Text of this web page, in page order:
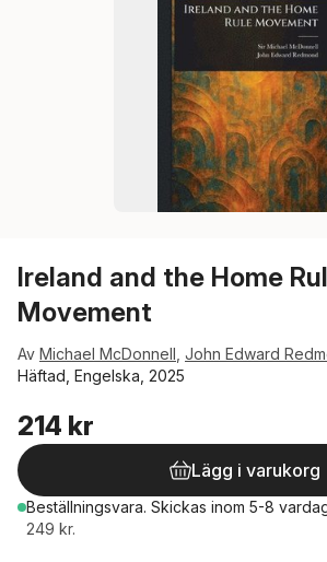
Ireland and the Home
Movement
Av Michael McDonnell John Edward
Häftad, Engelska, 2025
214 kr
Lägg i varukorg
Beställningsvara. Skickas inom 5-8
249 kr.